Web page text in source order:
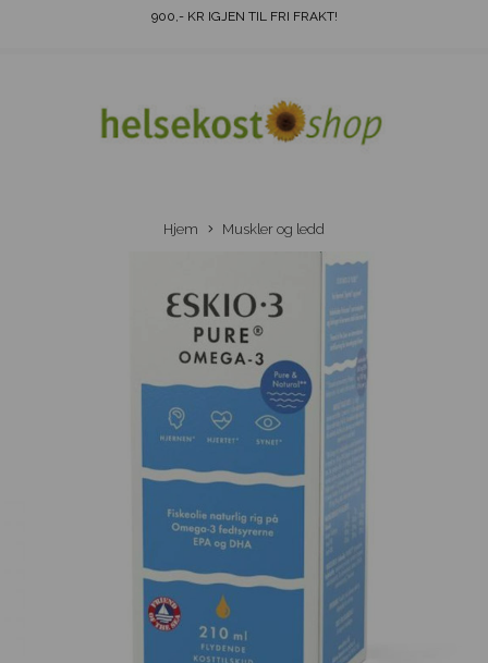
900,- KR IGJEN TIL FRI FRAKT!
Hjem Muskler og ledd